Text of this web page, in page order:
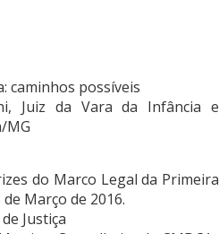
caminhos possíveis
Juiz da Vara da Infância e
MG
do Marco Legal da Primeira
Março de 2016.
Justiça